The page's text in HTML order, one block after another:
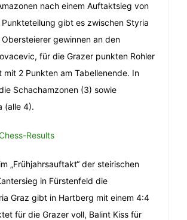
nach einem Auftaktsieg von
gibt es zwischen Styria
gewinnen an den
für die Grazer punkten Rohler
2 Punkten am Tabellenende. In
Schachamzonen (3) sowie
(alle 4).
Results
„Frühjahrsauftakt“ der steirischen
in Fürstenfeld die
Graz gibt in Hartberg mit einem 4:4
für die Grazer voll, Balint Kiss für